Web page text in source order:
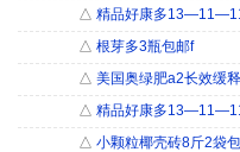
△ 精品好康多
△ 根芽多3瓶包邮f
△ 美国奥绿肥a2长效缓
△ 精品好康多
△ 小颗粒椰壳砖8斤2袋